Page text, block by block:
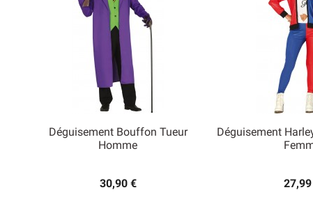
Déguisement Bouffon Tueur
Homme
30,90 €
Aperçu rapide
Déguisement